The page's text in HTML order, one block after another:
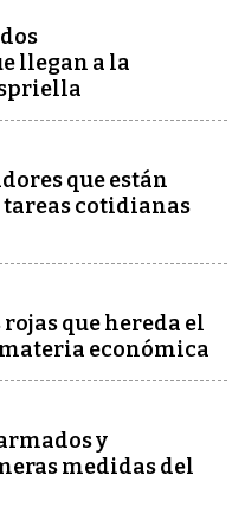
llegan a la
que están
cotidianas
que hereda el
económica
y
medidas del